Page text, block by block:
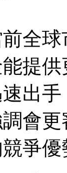
全
提
出
會
爭優